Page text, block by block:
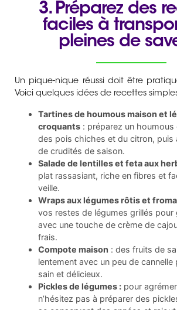
3. Préparez des
faciles à
pleines de
Un pique-nique réussi doit être
Voici quelques idées de recettes
Tartines de houmous maison et
croquants : préparez un
des pois chiches et du citron, puis
de crudités de saison.
Salade de lentilles et feta aux
plat rassasiant, riche en fibres et
veille.
Wraps aux légumes rôtis et
vos restes de légumes grillés pour
avec une touche de crème de
frais.
Compote maison : des fruits de
lentement avec un peu de
sain et délicieux.
Pickles de légumes : pour
n’hésitez pas à préparer des